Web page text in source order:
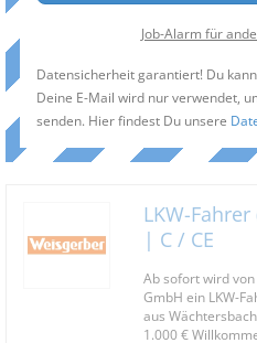
Job-Alarm für
Datensicherheit garantiert! Du
Deine E-Mail wird nur verwendet,
senden. Hier findest Du unsere
LKW-
| C / CE
Ab sofort wird
GmbH ein LKW-
aus
1.000 €